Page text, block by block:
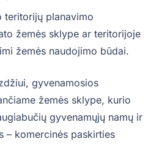
teritorijų planavimo
žemės sklype ar teritorijoje
žemės naudojimo būdai.
gyvenamosios
žemės sklype, kurio
gyvenamųjų namų ir
– komercinės paskirties